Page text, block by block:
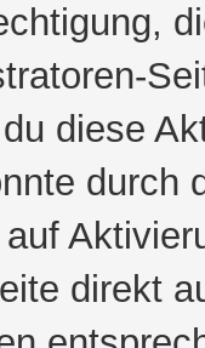
diese
durch
direkt